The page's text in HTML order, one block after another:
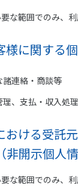
な範囲でのみ、利
様に関する
連絡・商談等
、支払・収入処理
おける受託
開示個人情
な範囲でのみ、利